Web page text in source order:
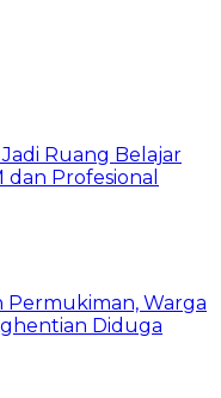
Ruang Belajar
dan Profesional
Permukiman, Warga
Diduga